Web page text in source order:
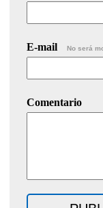
E-mail No será
Comentario